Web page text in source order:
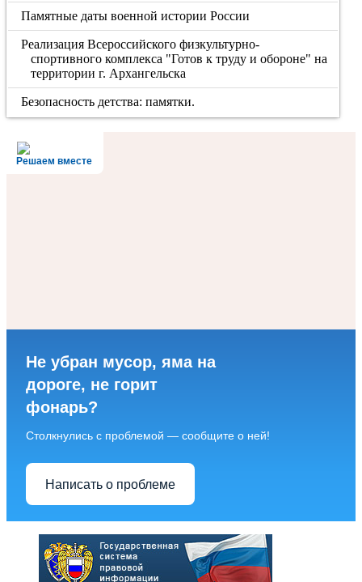
Памятные даты военной истории России
Реализация Всероссийского физкультурно-
спортивного комплекса "Готов к труду и обороне" на
территории г. Архангельска
Безопасность детства: памятки.
Решаем вместе
Не убран мусор, яма на
дороге, не горит
фонарь?
Столкнулись с проблемой — сообщите о ней!
Написать о проблеме